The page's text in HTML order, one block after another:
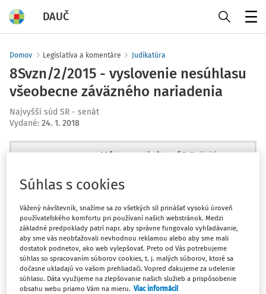
DAUČ
Domov Legislatíva a komentáre Judikatúra
8Svzn/2/2015 - vyslovenie nesúhlasu
všeobecne záväzného nariadenia
Najvyšší súd SR - senát
Vydané: 24. 1. 2018
Máte predplatné? Prihláste sa
Zatiaľ ste si prečítali len začiatok...
Celý dokument je len pre
predplatiteľov.
Súhlas s cookies
Vážený návštevník, snažíme sa zo všetkých síl prinášať vysokú úroveň
používateľského komfortu pri používaní našich webstránok. Medzi
základné predpoklady patrí napr. aby správne fungovalo vyhľadávanie,
aby sme vás neobťažovali nevhodnou reklamou alebo aby sme mali
dostatok podnetov, ako web vylepšovať. Preto od Vás potrebujeme
súhlas so spracovaním súborov cookies, t. j. malých súborov, ktoré sa
dočasne ukladajú vo vašom prehliadači. Vopred ďakujeme za udelenie
súhlasu. Dáta využijeme na zlepšovanie našich služieb a prispôsobenie
obsahu webu priamo Vám na mieru. Viac informácií